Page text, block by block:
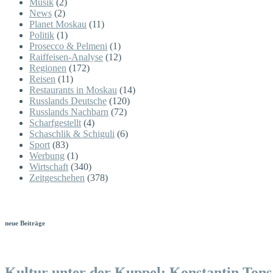
News (2)
Planet Moskau (11)
Politik (1)
Prosecco & Pelmeni (1)
Raiffeisen-Analyse (12)
Regionen (172)
Reisen (11)
Restaurants in Moskau (14)
Russlands Deutsche (120)
Russlands Nachbarn (72)
Scharfgestellt (4)
Schaschlik & Schiguli (6)
Sport (83)
Werbung (1)
Wirtschaft (340)
Zeitgeschehen (378)
neue Beiträge